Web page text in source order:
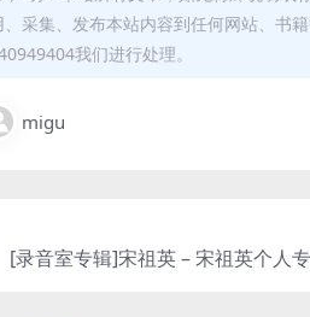
、采集、发布本站内容到任何网站、书
我们进行处理。
migu
[录音室专辑]宋祖英 – 宋祖英个人